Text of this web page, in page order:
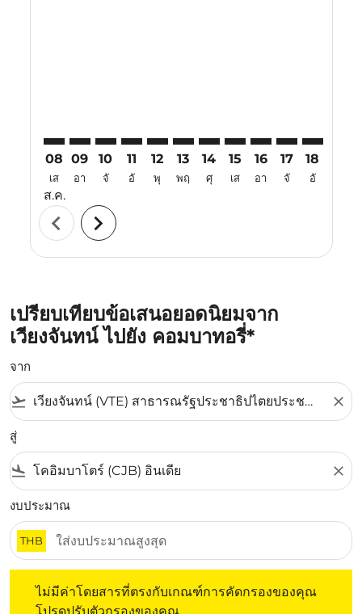
08
เส
ส.ค.
09
อา
10
จั
11
อั
12
พุ
13
พฤ
14
ศุ
15
เส
16
อา
17
จั
18
อั
chevron_left chevron_right
เปรียบเทียบข้อเสนอยอดนิยมจาก
เวียงจันทน์ ไปยัง คอมบาทอรี่*
จาก
flight_takeoff close
สู่
flight_land close
งบประมาณ
THB
ไม่มีค่าโดยสารที่ตรงกับเกณฑ์การคัดกรองของคุณ